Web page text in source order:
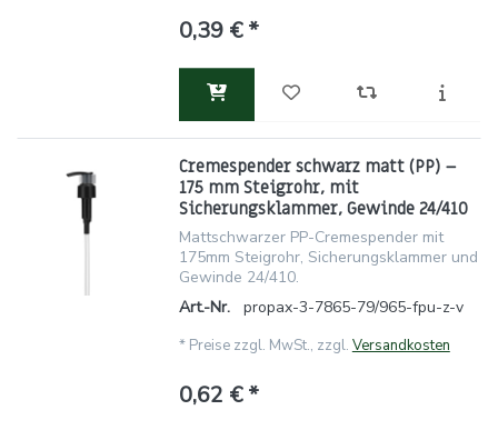
0,39 € *
Cremespender schwarz matt (PP) –
175 mm Steigrohr, mit
Sicherungsklammer, Gewinde 24/410
Mattschwarzer PP-Cremespender mit
175mm Steigrohr, Sicherungsklammer und
Gewinde 24/410.
Art.-Nr.
propax-3-7865-79/965-fpu-z-v
* Preise zzgl. MwSt., zzgl. Versandkosten
0,62 € *